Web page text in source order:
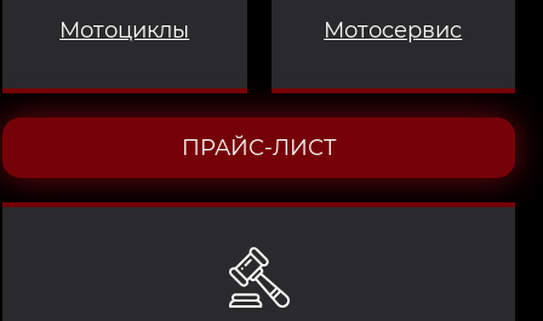
Мотоциклы Мотосервис
ПРАЙС-ЛИСТ